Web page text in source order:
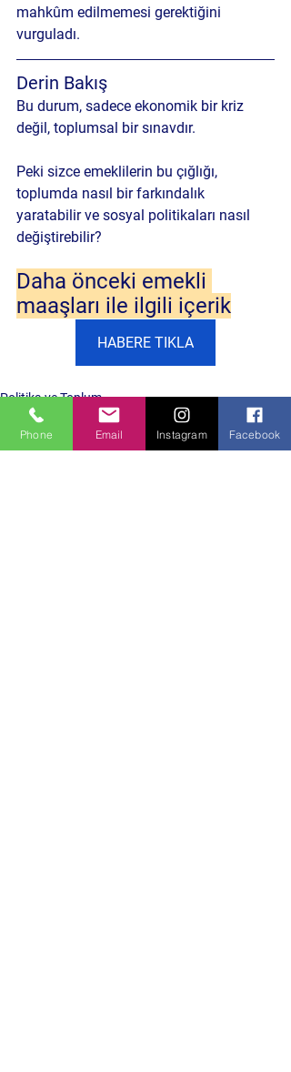
mahkûm edilmemesi gerektiğini
vurguladı.
Derin Bakış
Bu durum, sadece ekonomik bir kriz
değil, toplumsal bir sınavdır.
Peki sizce emeklilerin bu çığlığı,
toplumda nasıl bir farkındalık
yaratabilir ve sosyal politikaları nasıl
değiştirebilir?
Daha önceki emekli
maaşları ile ilgili içerik
HABERE TIKLA
Politika ve Toplum
Phone Email Instagram Facebook